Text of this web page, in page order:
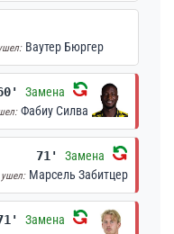
Ваутер Бюргер
Замена
Фабиу Силва
71' Замена
ушел: Марсель Забитцер
Замена